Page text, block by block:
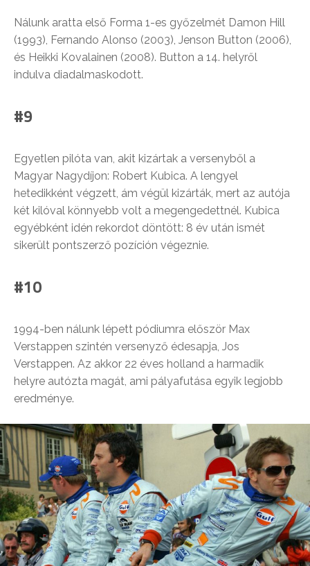
Nálunk aratta első Forma 1-es győzelmét Damon Hill
(1993), Fernando Alonso (2003), Jenson Button (2006),
és Heikki Kovalainen (2008). Button a 14. helyről
indulva diadalmaskodott.
#9
Egyetlen pilóta van, akit kizártak a versenyből a
Magyar Nagydíjon: Robert Kubica. A lengyel
hetedikként végzett, ám végül kizárták, mert az autója
két kilóval könnyebb volt a megengedettnél. Kubica
egyébként idén rekordot döntött: 8 év után ismét
sikerült pontszerző pozíción végeznie.
#10
1994-ben nálunk lépett pódiumra először Max
Verstappen szintén versenyző édesapja, Jos
Verstappen. Az akkor 22 éves holland a harmadik
helyre autózta magát, ami pályafutása egyik legjobb
eredménye.